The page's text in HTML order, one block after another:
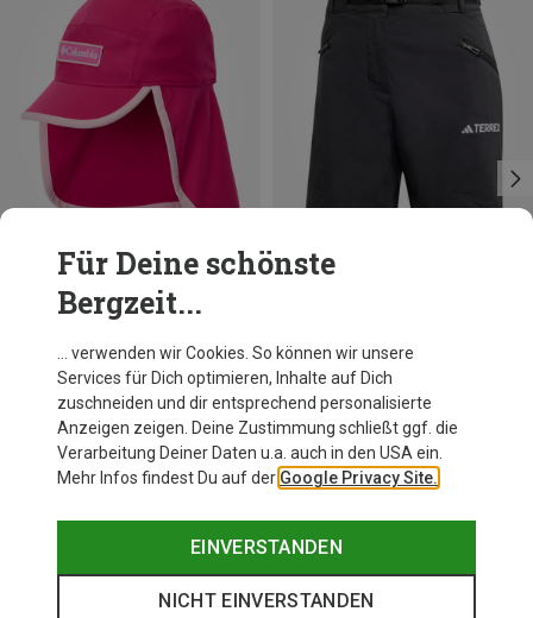
Du sparst 33%
Für Deine schönste
Bergzeit...
… verwenden wir Cookies. So können wir unsere
Services für Dich optimieren, Inhalte auf Dich
zuschneiden und dir entsprechend personalisierte
Anzeigen zeigen. Deine Zustimmung schließt ggf. die
Verarbeitung Deiner Daten u.a. auch in den USA ein.
Mehr Infos findest Du auf der Google Privacy Site.
EINVERSTANDEN
NICHT EINVERSTANDEN